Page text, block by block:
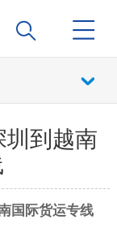
圳到越南
国际货运专线